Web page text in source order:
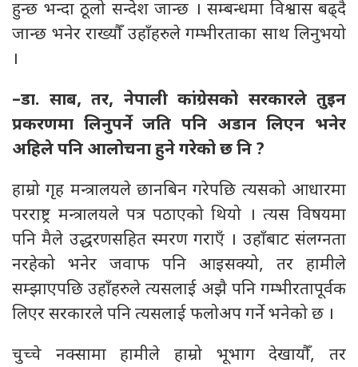
हुन्छ भन्दा ठूलो सन्देश जान्छ । सम्बन्धमा विश्वास बढ्दै
जान्छ भनेर राख्यौँ उहाँहरुले गम्भीरताका साथ लिनुभयो
।
–डा. साब, तर, नेपाली कांग्रेसको सरकारले तुइन
प्रकरणमा लिनुपर्ने जति पनि अडान लिएन भनेर
अहिले पनि आलोचना हुने गरेको छ नि ?
हाम्रो गृह मन्त्रालयले छानबिन गरेपछि त्यसको आधारमा
परराष्ट्र मन्त्रालयले पत्र पठाएको थियो । त्यस विषयमा
पनि मैले उद्धरणसहित स्मरण गराएँ । उहाँबाट संलग्नता
नरहेको भनेर जवाफ पनि आइसक्यो, तर हामीले
सम्झाएपछि उहाँहरुले त्यसलाई अझै पनि गम्भीरतापूर्वक
लिएर सरकारले पनि त्यसलाई फलोअप गर्ने भनेको छ ।
चुच्चे नक्सामा हामीले हाम्रो भूभाग देखायौँ, तर